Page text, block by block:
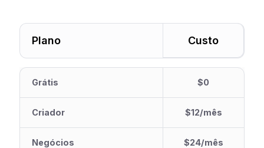
Plano Custo
Grátis $0
Criador $12/mês
Negócios $24/mês